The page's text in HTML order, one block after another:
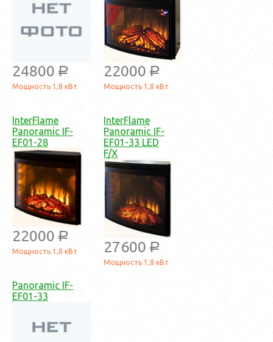
24800 a
Мощность 1,8 кВт
22000 a
Мощность 1,8 кВт
InterFlame
Panoramic IF-
EF01-28
22000 a
Мощность 1,8 кВт
InterFlame
Panoramic IF-
EF01-33 LED
F/X
27600 a
Мощность 1,8 кВт
Panoramic IF-
EF01-33